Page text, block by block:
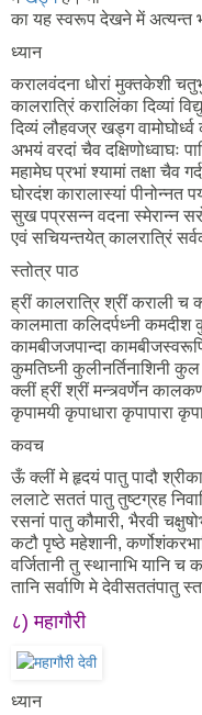
का यह स्वरूप देखने में अत्यन्त
ध्यान
करालवंदना धोरां मुक्तकेशी
कालरात्रिं करालिंका दिव्यां
दिव्यं लौहवज्र खड्ग वामोघोर्ध्व
अभयं वरदां चैव दक्षिणोध्वाघः
महामेघ प्रभां श्यामां तक्षा चैव
घोरदंश कारालास्यां पीनोन्नत
सुख पप्रसन्न वदना स्मेरान्न
एवं सचियन्तयेत् कालरात्रिं
स्तोत्र पाठ
ह्रीं कालरात्रि श्रींं कराली च
कालमाता कलिदर्पध्नी कमदीश
कामबीजजपान्दा
कुमतिघ्नी कुलीनर्तिनाशिनी
क्लीं ह्रीं श्रीं मन्त्र्वर्णेन
कृपामयी कृपाधारा कृपापारा
कवच
ऊँ क्लीं मे हृदयं पातु पादौ
ललाटे सततं पातु तुष्टग्रह
रसनां पातु कौमारी, भैरवी
कटौ पृष्ठे महेशानी,
वर्जितानी तु स्थानाभि यानि च
तानि सर्वाणि मे देवीसततंपातु
८) महागौरी
ध्यान